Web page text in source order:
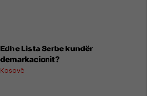
Edhe Lista Serbe kundër
demarkacionit?
Kosovë